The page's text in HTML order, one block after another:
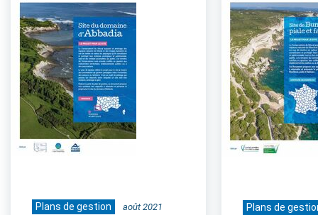
Plans de gestion août 2021 Plans de